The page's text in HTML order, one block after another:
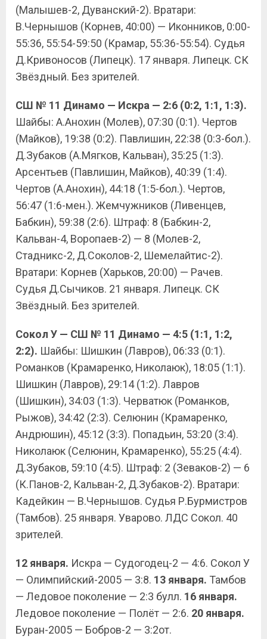
(Малышев-2, Дуванский-2). Вратари:
В.Чернышов (Корнев, 40:00) — Иконников, 0:00-
55:36, 55:54-59:50 (Крамар, 55:36-55:54). Судья
Д.Кривоносов (Липецк). 17 января. Липецк. СК
Звёздный. Без зрителей.
СШ № 11 Динамо — Искра — 2:6 (0:2, 1:1, 1:3).
Шайбы: А.Анохин (Молев), 07:30 (0:1). Чертов
(Майков), 19:38 (0:2). Павлишин, 22:38 (0:3-бол.).
Д.Зубаков (А.Мягков, Кальван), 35:25 (1:3).
Арсентьев (Павлишин, Майков), 40:39 (1:4).
Чертов (А.Анохин), 44:18 (1:5-бол.). Чертов,
56:47 (1:6-мен.). Жемчужников (Ливенцев,
Бабкин), 59:38 (2:6). Штраф: 8 (Бабкин-2,
Кальван-4, Воропаев-2) — 8 (Молев-2,
Стадникс-2, Д.Соколов-2, Шемелайтис-2).
Вратари: Корнев (Харьков, 20:00) — Рачев.
Судья Д.Сычиков. 21 января. Липецк. СК
Звёздный. Без зрителей.
Сокол У — СШ № 11 Динамо — 4:5 (1:1, 1:2,
2:2). Шайбы: Шишкин (Лавров), 06:33 (0:1).
Романков (Крамаренко, Николаюк), 18:05 (1:1).
Шишкин (Лавров), 29:14 (1:2). Лавров
(Шишкин), 34:03 (1:3). Черватюк (Романков,
Рыжов), 34:42 (2:3). Селюнин (Крамаренко,
Андрюшин), 45:12 (3:3). Попадьин, 53:20 (3:4).
Николаюк (Селюнин, Крамаренко), 55:25 (4:4).
Д.Зубаков, 59:10 (4:5). Штраф: 2 (Зеваков-2) — 6
(К.Панов-2, Кальван-2, Д.Зубаков-2). Вратари:
Кадейкин — В.Чернышов. Судья Р.Бурмистров
(Тамбов). 25 января. Уварово. ЛДС Сокол. 40
зрителей.
12 января. Искра — Судогодец-2 — 4:6. Сокол У
— Олимпийский-2005 — 3:8. 13 января. Тамбов
— Ледовое поколение — 2:3 булл. 16 января.
Ледовое поколение — Полёт — 2:6. 20 января.
Буран-2005 — Бобров-2 — 3:2от.